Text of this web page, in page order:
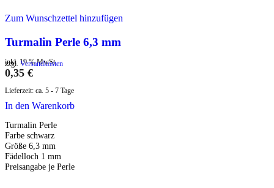
Zum Wunschzettel hinzufügen
Turmalin Perle 6,3 mm
inkl. 19 % MwSt.
zzgl. Versandkosten
0,35 €
Lieferzeit: ca. 5 - 7 Tage
In den Warenkorb
Turmalin Perle
Farbe schwarz
Größe 6,3 mm
Fädelloch 1 mm
Preisangabe je Perle